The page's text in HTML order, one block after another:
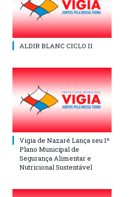
ALDIR BLANC CICLO II
Vigia de Nazaré Lança seu 1º
Plano Municipal de
Segurança Alimentar e
Nutricional Sustentável